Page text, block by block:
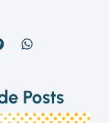
Posts